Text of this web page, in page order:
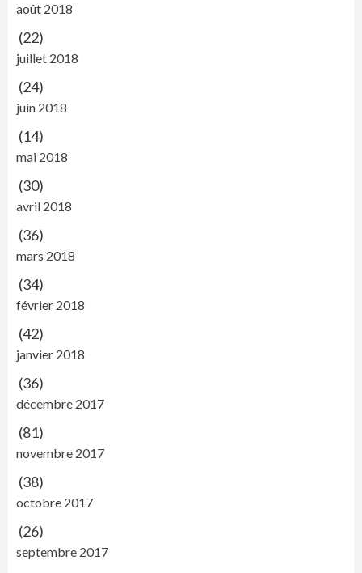
août 2018
(22)
juillet 2018
(24)
juin 2018
(14)
mai 2018
(30)
avril 2018
(36)
mars 2018
(34)
février 2018
(42)
janvier 2018
(36)
décembre 2017
(81)
novembre 2017
(38)
octobre 2017
(26)
septembre 2017